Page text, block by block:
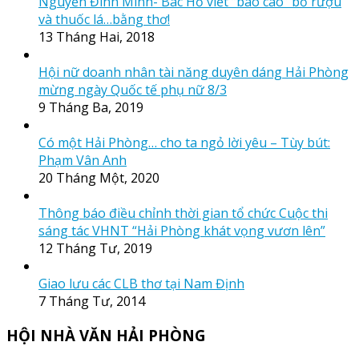
và thuốc lá…bằng thơ!
13 Tháng Hai, 2018
Hội nữ doanh nhân tài năng duyên dáng Hải Phòng
mừng ngày Quốc tế phụ nữ 8/3
9 Tháng Ba, 2019
Có một Hải Phòng… cho ta ngỏ lời yêu – Tùy bút:
Phạm Vân Anh
20 Tháng Một, 2020
Thông báo điều chỉnh thời gian tổ chức Cuộc thi
sáng tác VHNT “Hải Phòng khát vọng vươn lên”
12 Tháng Tư, 2019
Giao lưu các CLB thơ tại Nam Định
7 Tháng Tư, 2014
HỘI NHÀ VĂN HẢI PHÒNG